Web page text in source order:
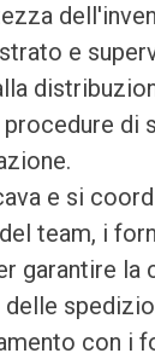
e
di
e si
team, i
garantire la
delle
con i